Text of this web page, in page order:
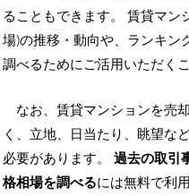
ることもできます。 賃貸マン
場)の推移・動向や、ランキン
調べるためにご活用いただく
なお、賃貸マンションを売
く、立地、日当たり、眺望な
必要があります。 過去の取引
格相場を調べるには無料で利